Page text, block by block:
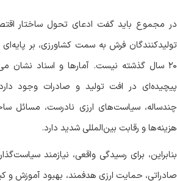
در مجموع باید گفت ادعای تحول ساختار
تولیدکنندگان فرش به سمت کشاورزی، بر
۲۰ سال گذشته نیست. آمارها و اسناد نشان
پیچیده‌ای در افت تولید و صادرات وجود
چندساله، سیاست‌های ارزی نادرست، مسائل
هزینه‌ها و رقابت بین‌المللی شدید دارد.
بنابراین، برای رسیدگی واقعی، نیازمند
صادراتی، حمایت ارزی هدفمند، بهبود آموزش